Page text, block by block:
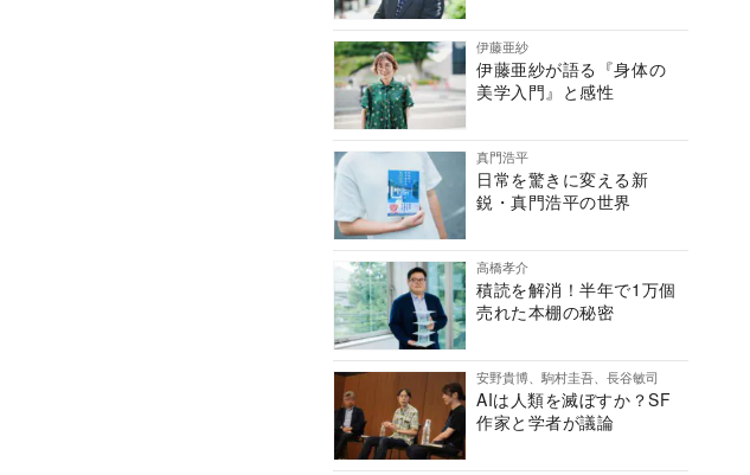
伊藤亜紗
伊藤亜紗が語る『身体の
美学入門』と感性
真門浩平
日常を驚きに変える新
鋭・真門浩平の世界
高橋孝介
積読を解消！半年で1万個
売れた本棚の秘密
安野貴博、駒村圭吾、長谷敏司
AIは人類を滅ぼすか？SF
作家と学者が議論